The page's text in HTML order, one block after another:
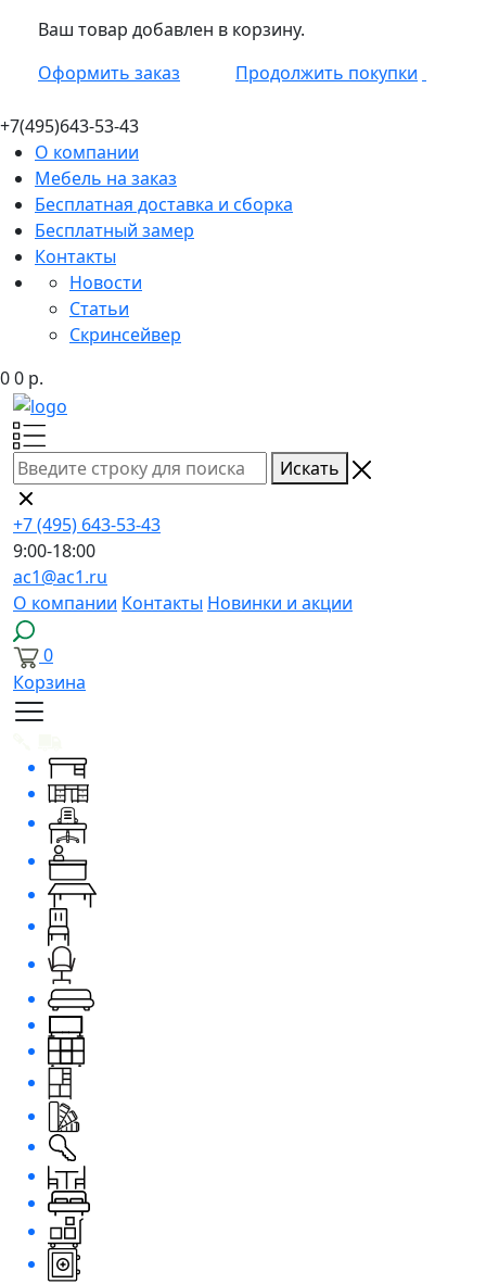
Ваш товар добавлен в корзину.
Оформить заказ
Продолжить покупки
+7(495)643-53-43
О компании
Мебель на заказ
Бесплатная доставка и сборка
Бесплатный замер
Контакты
Новости
Статьи
Скринсейвер
00 р.
Искать
+7 (495) 643-53-43
9:00-18:00
ac1@ac1.ru
О компании Контакты Новинки и акции
0
Корзина